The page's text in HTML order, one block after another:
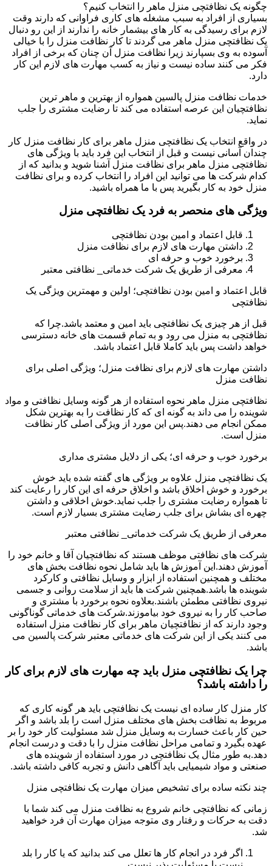
چگونه یک نظافتچی منزل ماهر را انتخاب کنیم؟
بسیاری از افراد به سبب مشغله های کاری فراوانی که دارند وقت
لازم برای رسیدگی به کار های بیشمار خانه را ندارند از این رو دنبال
یک نظافتچی منزل ماهر می گردند تا کار نظافت منزل را با خیالی
آسوده به وی بسپارند زیرا نظافت منزل آن چنان که برخی از افراد
فکر می کنند ساده نیست و نیاز به کسب مهارت های لازم این کار
دارد.
خدمات نظافت منزل پالسین همواره از بهترین و ماهر ترین
نظافتچیان این عرصه استفاده می کند تا رضایت مشتری را جلب
نماید.
در واقع انتخاب یک نظافتچی منزل ماهر برای کار نظافت منزل کار
چندان آسانی نیست و قبل از انتخاب این فرد باید با ویژگی های
نظافتچی منزل ماهر برای نظافت منزل آشنا شوید و بدانید که از
کدام شرکت ها می توانید این افراد را انتخاب کرده و برای نظافت
منزل خود به کار بگیرید پس با ما همراه باشید.
ویژگی های منحصر به فرد یک نظافتچی منزل
قابل اعتماد و امین بودن نظافتچی
داشتن مهارت های لازم برای نظافت منزل
برخورد خوب و حرفه ای
معرفی از طریق یک شرکت خدماتی_ نظافتی معتبر
قابل اعتماد و امین بودن نظافتچی؛ اولین و مهمترین ویژگی یک
نظافتچی
قبل از هر چیزی یک نظافتچی باید امین و معتمد باشد.چرا که
نظافتچی به منزل می رود و به تمام قسمت های خانه دسترسی
خواهد داشت پس باید کاملا قابل اعتماد باشد.
داشتن مهارت های لازم برای نظافت منزل؛ ویژگی اصلی برای
نظافت منزل
نظافتچی منزل ماهر نحوه استفاده از هر گونه وسایل نظافتی و مواد
شوینده را می داند به گونه ای که کار نظافت را به بهترین شکل
ممکن انجام می دهند.پس این مورد از ویژگی اصلی کار نظافت
منزل است.
برخورد خوب و حرفه ای؛ یکی از دلایل مشتری مداری
یک نظافتچی منزل علاوه بر ویژگی های گفته شده باید خوش
برخورد و خوش اخلاق باشد و اخلاق حرفه ای این کار را رعایت کند
تا همواره رضایت مشتری را جلب نماید.خوش اخلاقی و داشتن
چهره ای بشاش برای جلب رضایت مشتری بسیار لازم است.
معرفی از طریق یک شرکت خدماتی_ نظافتی معتبر
شرکت های نظافتی موظف هستند که نظافتچیان آقا و خانم خود را
آموزش دهند.این آموزش ها باید شامل نحوه نظافت بخش های
مختلف و همچنین استفاده از ابزار و وسایل نظافتی و کارکرد
شوینده ها باشد.همچنین شرکت ها باید از سلامت روانی و جسمی
نیروی نظافتی مطمئن باشند.بعلاوه نحوه برخورد با مشتری و
صاحب کار را به نیروی خود بیاموزند.شرکت های خدماتی گوناگونی
وجود دارند که از نظافتچیان ماهر برای کار نظافت منزل استفاده
می کنند یکی از این شرکت های خدماتی معتبر شرکت پالسین می
باشد.
چرا یک نظافتچی منزل باید چه مهارت های لازم برای کار
را داشته باشد؟
کار منزل کار ساده ای نیست یک نظافتچی باید هر گونه کاری که
مربوط به نظافت بخش های مختلف منزل است را بلد باشد و اگر
حین کار باعث خسارت به وسایل منزل شد مسئولیت کار خود را بر
عهده بگیرد و تمامی مراحل نظافت منزل را با دقت و درست انجام
دهد.به طور مثال یک نظافتچی در مورد استفاده از شوینده های
صنعتی و مواد شیمیایی باید آگاهی دانش و تجربه کافی داشته باشد.
چند نکته ساده برای تشخیص میزان مهارت یک نظافتچی منزل
زمانی که نظافتچی خانم شروع به نظافت منزل می کند شما با
دقت به حرکات و رفتار وی متوجه میزان مهارت آن فرد خواهید
شد.
اگر فرد در انجام کار ها تعلل می کند بدانید که یا کار را بلد